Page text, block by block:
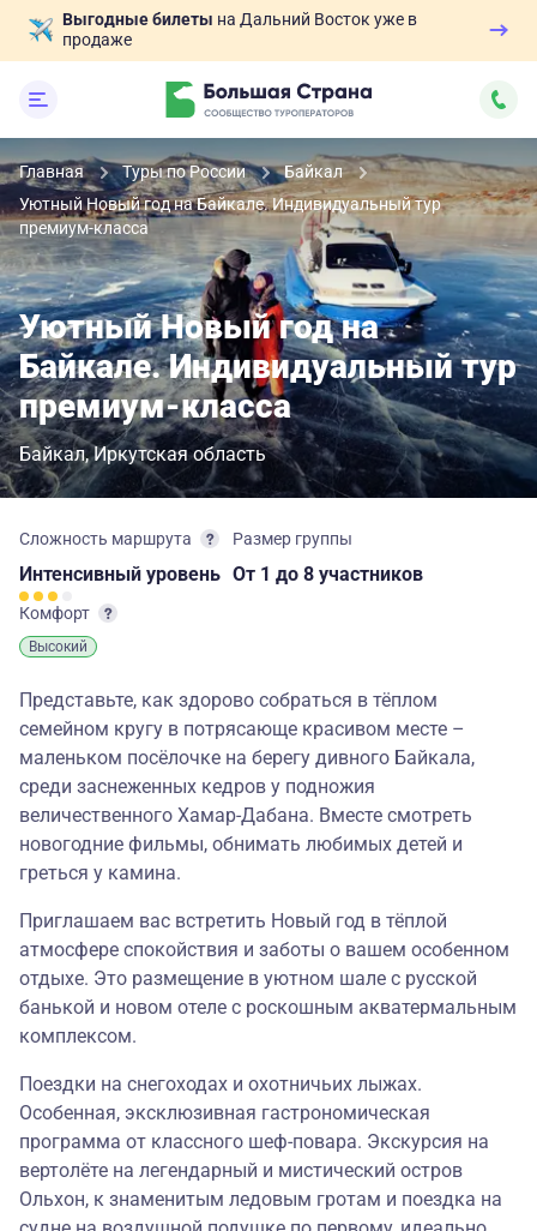
Выгодные билеты на Дальний Восток уже в
продаже
Главная Туры по России
Байкал
Уютный Новый год на Байкале. Индивидуальный тур
премиум-класса
Уютный Новый год на
Байкале. Индивидуальный тур
премиум-класса
Байкал Иркутская область
Сложность маршрута
Интенсивный уровень
Комфорт
Высокий
Размер группы
От 1 до 8 участников
Представьте, как здорово собраться в тёплом
семейном кругу в потрясающе красивом месте –
маленьком посёлочке на берегу дивного Байкала,
среди заснеженных кедров у подножия
величественного Хамар-Дабана. Вместе смотреть
новогодние фильмы, обнимать любимых детей и
греться у камина.
Приглашаем вас встретить Новый год в тёплой
атмосфере спокойствия и заботы о вашем особенном
отдыхе. Это размещение в уютном шале с русской
банькой и новом отеле с роскошным акватермальным
комплексом.
Поездки на снегоходах и охотничьих лыжах.
Особенная, эксклюзивная гастрономическая
программа от классного шеф-повара. Экскурсия на
вертолёте на легендарный и мистический остров
Ольхон, к знаменитым ледовым гротам и поездка на